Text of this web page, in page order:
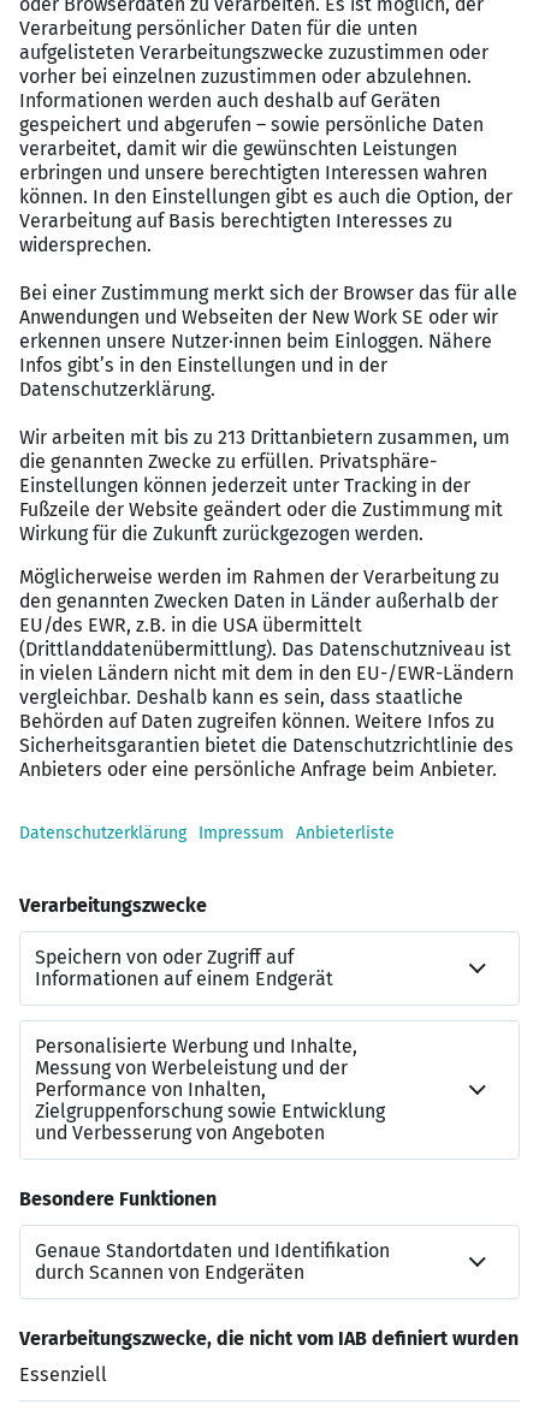
Allgemeine Hochschulreife
Fachgebundene Hochschulreife oder Fachhochschulreife
mit zusätzlicher Deltaprüfung der Dualen Hochschule
Dauer, Gliederung:
das Studium dauert 3 Jahre, beginnt am 1. Oktober und
der Studienverlauf wechselt zwischen Hochschule und
Praxisphase
Studium:
die kooperierende Hochschule ist die Duale Hochschule
Baden-Württemberg in Ravensburg
Studienschwerpunkte: Destinations- und
Kurortmanagement
Praxisphasen des Studiums:
Vertiefung der theoretischen Lehrinhalte
Einsatz in den Bereichen: Kongress, Tagung, Seminare
Strategie)
Die Stadt Würzburg bietet nach dem Studium:
je nach Bedarf und persönlicher Eignung einen
interessanten, vielseitigen und verantwortungsvollen
Arbeitsplatz in einer modernen Dienstleistungsbehörde
Menschen geeignet. Sie werden bei ansonsten im
Wesentlichen gleicher Eignung bevorzugt eingestellt. Die
Gleichstellung ist für uns selbstverständlich.